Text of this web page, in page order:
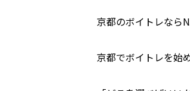
京都のボイトレなら
京都でボイトレを始